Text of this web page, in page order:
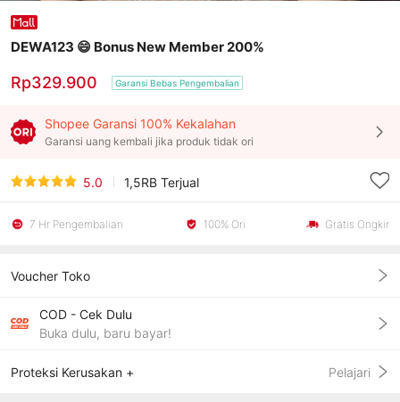
DEWA123 😄 Bonus New Member 200%
Rp329.900 Garansi Bebas Pengembalian
Shopee Garansi 100% Kekalahan
Garansi uang kembali jika produk tidak ori
5.0 1,5RB Terjual
7 Hr Pengembalian 100% Ori Gratis Ongkir
Voucher Toko
COD - Cek Dulu
Buka dulu, baru bayar!
Proteksi Kerusakan + Pelajari